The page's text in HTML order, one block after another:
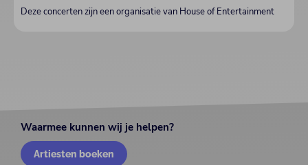
Deze concerten zijn een organisatie van House of Entertainment
Waarmee kunnen wij je helpen?
Artiesten boeken